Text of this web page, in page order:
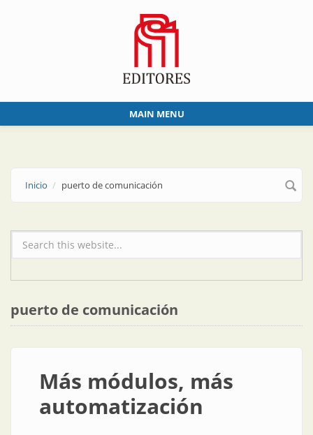
MAIN MENU
Inicio puerto de comunicación
Formulario de búsqueda
puerto de comunicación
Más módulos, más
automatización